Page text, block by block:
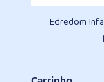
Edredom